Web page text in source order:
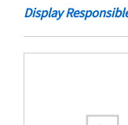
Display